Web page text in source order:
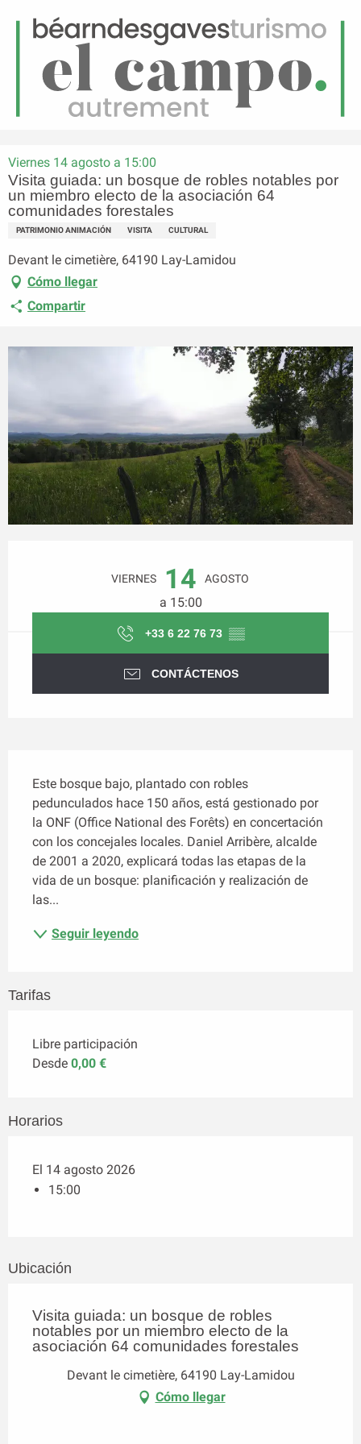
Menú
Página principal
Visita guiada: un bosque de robles notables por un miembro electo de la
asociación 64 comunidades forestales
Viernes 14 agosto a 15:00
Visita guiada: un bosque de robles notables por
un miembro electo de la asociación 64
comunidades forestales
PATRIMONIO ANIMACIÓN VISITA CULTURAL
Devant le cimetière, 64190 Lay-Lamidou
Cómo llegar
Compartir
VIERNES 14 AGOSTO
a 15:00
+33 6 22 76 73 ▒▒
CONTÁCTENOS
Este bosque bajo, plantado con robles
pedunculados hace 150 años, está gestionado por
la ONF (Office National des Forêts) en concertación
con los concejales locales. Daniel Arribère, alcalde
de 2001 a 2020, explicará todas las etapas de la
vida de un bosque: planificación y realización de
las...
Seguir leyendo
Tarifas
Libre participación
Desde 0,00 €
Horarios
El 14 agosto 2026
15:00
Ubicación
Visita guiada: un bosque de robles
notables por un miembro electo de la
asociación 64 comunidades forestales
Devant le cimetière, 64190 Lay-Lamidou
Cómo llegar